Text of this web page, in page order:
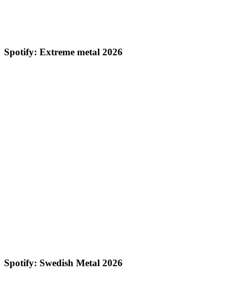
Spotify: Extreme metal 2026
Spotify: Swedish Metal 2026